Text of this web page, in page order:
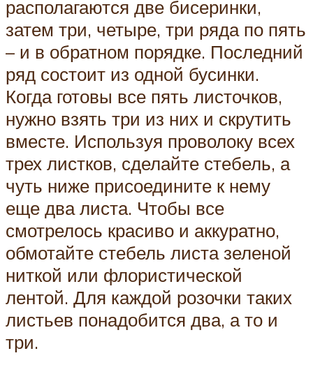
располагаются две бисеринки,
затем три, четыре, три ряда по пять
– и в обратном порядке. Последний
ряд состоит из одной бусинки.
Когда готовы все пять листочков,
нужно взять три из них и скрутить
вместе. Используя проволоку всех
трех листков, сделайте стебель, а
чуть ниже присоедините к нему
еще два листа. Чтобы все
смотрелось красиво и аккуратно,
обмотайте стебель листа зеленой
ниткой или флористической
лентой. Для каждой розочки таких
листьев понадобится два, а то и
три.